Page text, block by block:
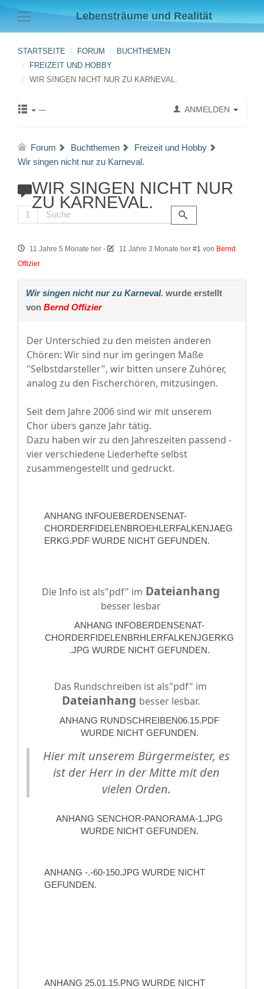
Lebensträume und Realität
STARTSEITE FORUM
BUCHTHEMEN
FREIZEIT UND HOBBY
WIR SINGEN NICHT NUR ZU KARNEVAL.
ANMELDEN
Forum Buchthemen
Freizeit und Hobby
Wir singen nicht nur zu Karneval.
WIR SINGEN NICHT NUR
ZU KARNEVAL.
1
11 Jahre 5 Monate her - 11 Jahre 3 Monate her #1 von Bernd
Offizier
Wir singen nicht nur zu Karneval. wurde erstellt
von Bernd Offizier
Der Unterschied zu den meisten anderen
Chören: Wir sind nur im geringen Maße
"Selbstdarsteller", wir bitten unsere Zuhörer,
analog zu den Fischerchören, mitzusingen.
Seit dem Jahre 2006 sind wir mit unserem
Chor übers ganze Jahr tätig.
Dazu haben wir zu den Jahreszeiten passend -
vier verschiedene Liederhefte selbst
zusammengestellt und gedruckt.
ANHANG INFOUEBERDENSENAT-
CHORDERFIDELENBROEHLERFALKENJAEG
ERKG.PDF WURDE NICHT GEFUNDEN.
Die Info ist als"pdf" im Dateianhang
besser lesbar
ANHANG INFOBERDENSENAT-
CHORDERFIDELENBRHLERFALKENJGERKG
.JPG WURDE NICHT GEFUNDEN.
Das Rundschreiben ist als"pdf" im
Dateianhang besser lesbar.
ANHANG RUNDSCHREIBEN06.15.PDF
WURDE NICHT GEFUNDEN.
Hier mit unserem Bürgermeister, es
ist der Herr in der Mitte mit den
vielen Orden.
ANHANG SENCHOR-PANORAMA-1.JPG
WURDE NICHT GEFUNDEN.
ANHANG -.-60-150.JPG WURDE NICHT
GEFUNDEN.
ANHANG 25.01.15.PNG WURDE NICHT